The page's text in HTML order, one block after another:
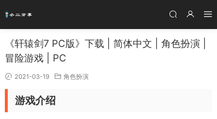
《轩辕剑7 PC版》下载 | 简体中文 | 角色扮演 |
冒险游戏 | PC
2021-03-19 角色扮演
游戏介绍